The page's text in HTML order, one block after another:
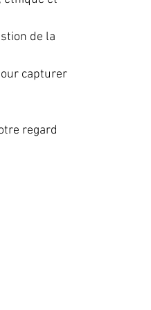
de la
capturer
regard